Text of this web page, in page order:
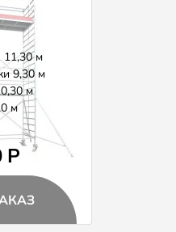
11,30 м
9,30 м
м
м
Р